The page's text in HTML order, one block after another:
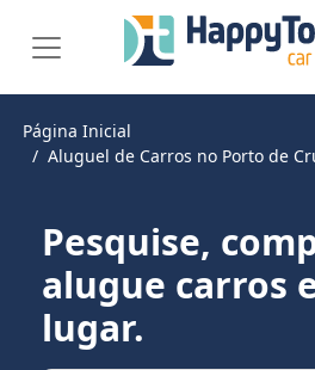
Página Inicial
Aluguel de Carros no Porto de
Pesquise,
alugue carros
lugar.